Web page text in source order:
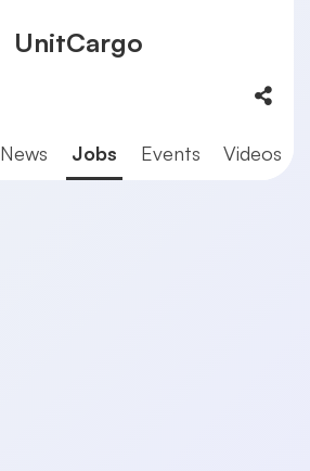
UnitCargo
News Jobs Events Videos